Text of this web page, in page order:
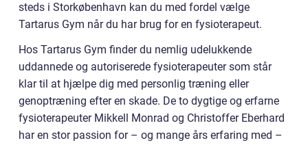
steds i Storkøbenhavn kan du med fordel vælge
Tartarus Gym når du har brug for en fysioterapeut.
Hos Tartarus Gym finder du nemlig udelukkende
uddannede og autoriserede fysioterapeuter som står
klar til at hjælpe dig med personlig træning eller
genoptræning efter en skade. De to dygtige og erfarne
fysioterapeuter Mikkell Monrad og Christoffer Eberhard
har en stor passion for – og mange års erfaring med –